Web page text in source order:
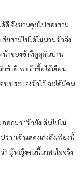
ดี จึงชวนคุยไปสองสาม
ยสามีไปได้ไม่นาน ข้าจึง
น้าของข้าที่ดูดุดันปาน
ข้าดี พอข้าซื้อไส้เดือน
ประแจงข้าไว้ จะได้มีคน
อกมา “ข้ายังเดินไปไม่
‘เจ้าแสดงเก่งถึงเพียงนี้
ว่า ผู้หญิงคนนี้น่าสนใจจริง